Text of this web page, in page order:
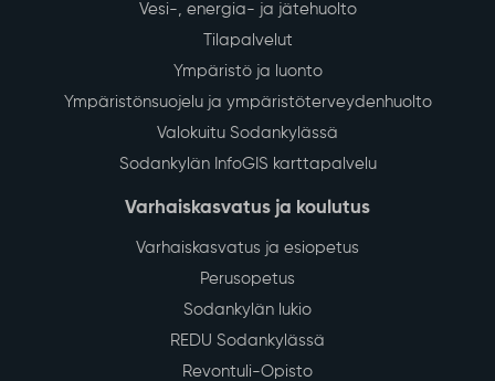
Vesi-, energia- ja jätehuolto
Tilapalvelut
Ympäristö ja luonto
Ympäristönsuojelu ja ympäristöterveydenhuolto
Valokuitu Sodankylässä
Sodankylän InfoGIS karttapalvelu
Varhaiskasvatus ja koulutus
Varhaiskasvatus ja esiopetus
Perusopetus
Sodankylän lukio
REDU Sodankylässä
Revontuli-Opisto